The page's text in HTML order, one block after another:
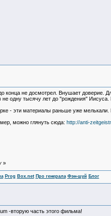
конца не досмотрел. Внушает доверие.
одну тысячу лет до "рождения" Иисуса.
- эти материалы раньше уже мелькали.
можно глянуть сюда: http://anti-
»
Prog Box.net Про генерала Фэн-шуй Блог
-вторую часть этого фильма!